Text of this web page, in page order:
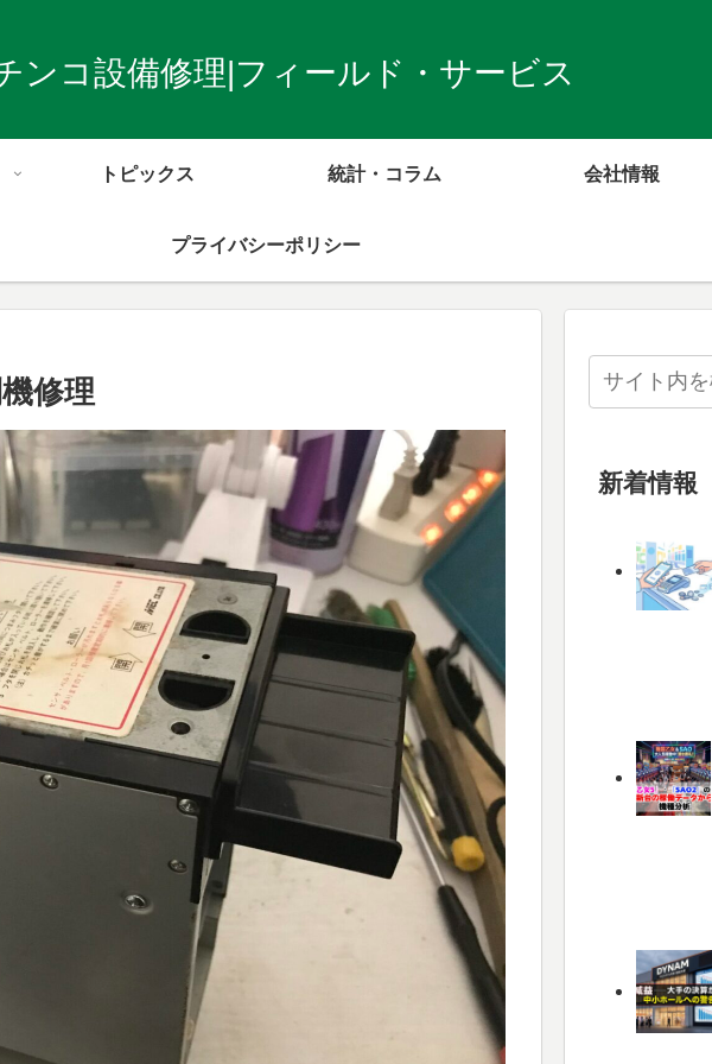
ンコ設備修理|フィールド・サービス
トピックス 統計・コラム 会社情報
プライバシーポリシー
修理
新着情報